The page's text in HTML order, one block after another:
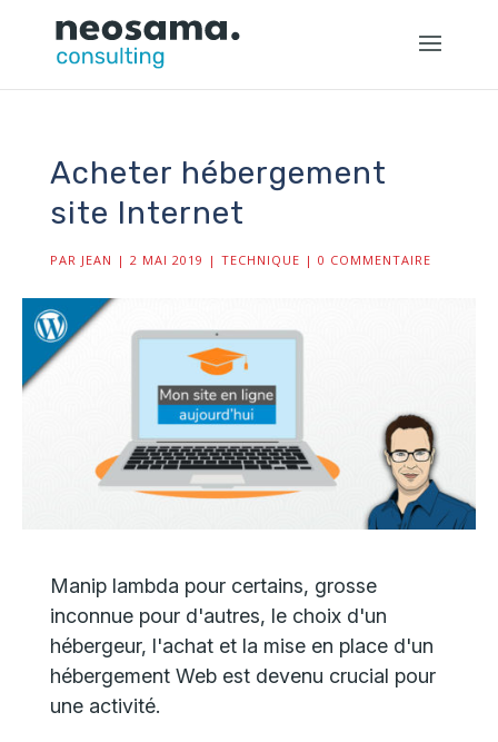
Acheter hébergement
site Internet
PAR JEAN | 2 MAI 2019 | TECHNIQUE | 0 COMMENTAIRE
Manip lambda pour certains, grosse
inconnue pour d'autres, le choix d'un
hébergeur, l'achat et la mise en place d'un
hébergement Web est devenu crucial pour
une activité.